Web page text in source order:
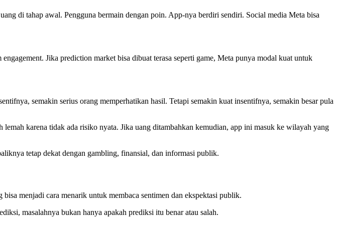
di tahap awal. Pengguna bermain dengan poin. App-nya berdiri sendiri. Social media Meta bisa
Jika prediction market bisa dibuat terasa seperti game, Meta punya modal kuat untuk
semakin serius orang memperhatikan hasil. Tetapi semakin kuat insentifnya, semakin besar pula
karena tidak ada risiko nyata. Jika uang ditambahkan kemudian, app ini masuk ke wilayah yang
tetap dekat dengan gambling, finansial, dan informasi publik.
menjadi cara menarik untuk membaca sentimen dan ekspektasi publik.
masalahnya bukan hanya apakah prediksi itu benar atau salah.